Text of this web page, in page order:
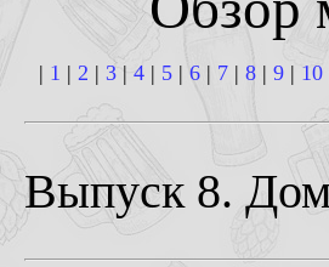
| 1 | 2 | 3 | 4 | 5 | 6 | 7 | 8 | 9 | 10
Выпуск 8.